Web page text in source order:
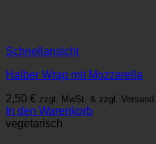
Schnellansicht
Halber Wrap mit Mozzarella
2,50 € zzgl. MwSt. & zzgl. Versand.
In den Warenkorb
vegetarisch